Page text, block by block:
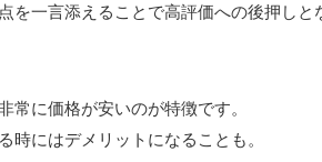
一言添えることで高評価への後押しと
常に価格が安いのが特徴です。
時にはデメリットになることも。